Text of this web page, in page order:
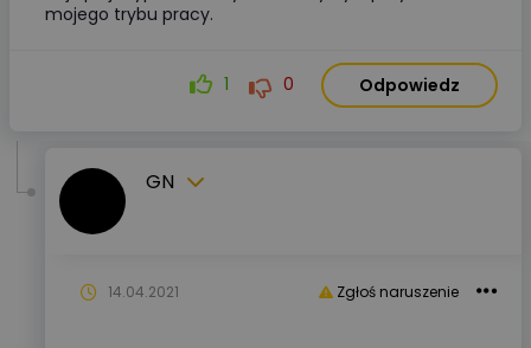
mojego trybu pracy.
1 0 Odpowiedz
GN
Zgłoś naruszenie
14.04.2021